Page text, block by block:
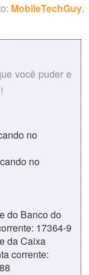
MobileTechGuy.
você puder e
no
no
do Banco do
17364-9
da Caixa
corrente: